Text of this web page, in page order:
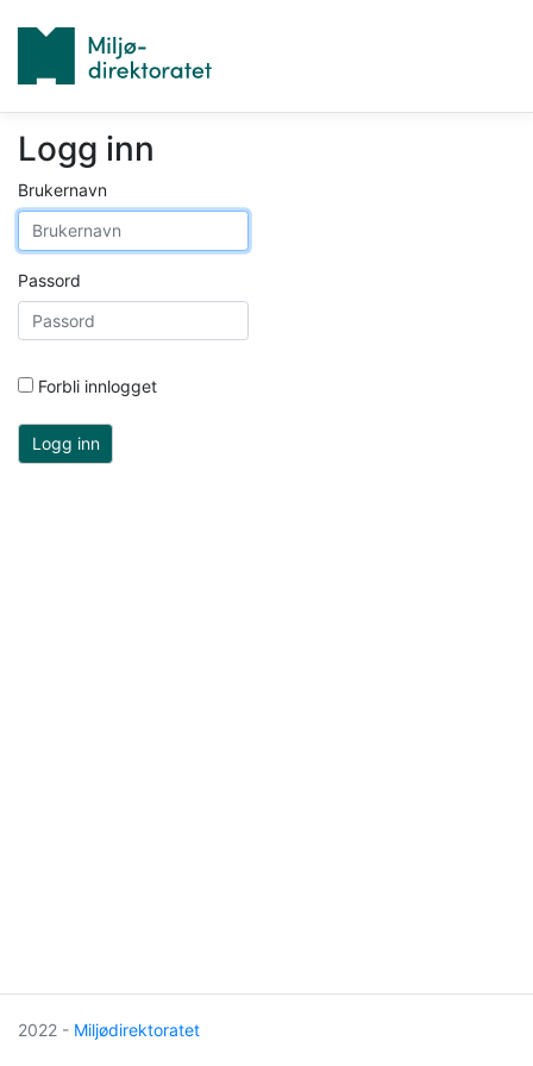
Logg inn
Brukernavn
Passord
Forbli innlogget
Logg inn
2022 - Miljødirektoratet